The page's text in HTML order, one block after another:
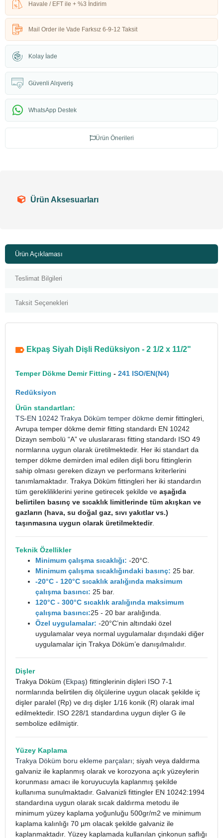
Havale / EFT ile + %3 İndirim
Mail Order ile Vade Farksız 6-9-12 Taksit
Kolay İade
Güvenli Alışveriş
WhatsApp Destek
Ürün Önerileri
Ürün Aksesuarları
Ürün Açıklaması
Teslimat Bilgileri
Taksit Seçenekleri
Ekpaş Siyah Dişli Redüksiyon - 2 1/2 x 11/2"
Temper Dökme Demir Fitting - 241 ISO/EN(N4)
Redüksiyon
Ürün standartları:
TS-EN 10242 Trakya Döküm temper dökme demir fittingleri,
Avrupa temper dökme demir fitting standardı EN 10242
Dizayn sembolü “A” ve uluslararası fitting standardı ISO 49
normlarına uygun olarak üretilmektedir. Her iki standart da
temper dökme demirden imal edilen dişli boru fittinglerin
sahip olması gereken dizayn ve performans kriterlerini
tanımlamaktadır. Trakya Döküm fittingleri her iki standardın
tüm gerekliliklerini yerine getirecek şekilde ve aşağıda
belirtilen basınç ve sıcaklık limitlerinde tüm akışkan ve
gazların (hava, su doğal gaz, sıvı yakıtlar vs.)
taşınmasına uygun olarak üretilmektedir.
Teknik Özellikler
Minimum çalışma sıcaklığı: -20°C.
Minimum çalışma sıcaklığındaki basınç: 25 bar.
-20°C - 120°C sıcaklık aralığında maksimum
çalışma basıncı: 25 bar.
120°C - 300°C sıcaklık aralığında maksimum
çalışma basıncı:25 - 20 bar aralığında.
Özel uygulamalar: -20°C’nin altındaki özel
uygulamalar veya normal uygulamalar dışındaki diğer
uygulamalar için Trakya Döküm’e danışılmalıdır.
Dişler
Trakya Döküm (Ekpaş) fittinglerinin dişleri ISO 7-1
normlarında belirtilen diş ölçülerine uygun olacak şekilde iç
dişler paralel (Rp) ve dış dişler 1/16 konik (R) olarak imal
edilmektedir. ISO 228/1 standardına uygun dişler G ile
sembolize edilmiştir.
Yüzey Kaplama
Trakya Döküm boru ekleme parçaları; siyah veya daldırma
galvaniz ile kaplanmış olarak ve korozyona açık yüzeylerin
korunması amacı ile koruyucuyla kaplanmış şekilde
kullanıma sunulmaktadır. Galvanizli fittingler EN 10242:1994
standardına uygun olarak sıcak daldırma metodu ile
minimum yüzey kaplama yoğunluğu 500gr/m2 ve minimum
kaplama kalınlığı 70 µm olacak şekilde galvaniz ile
kaplanmaktadır. Yüzey kaplamada kullanılan çinkonun saflığı